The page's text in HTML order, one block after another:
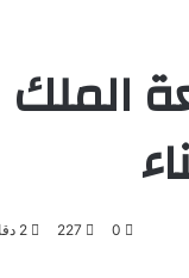
الملك
0
227